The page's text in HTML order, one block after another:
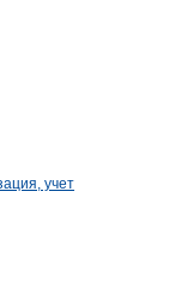
учет